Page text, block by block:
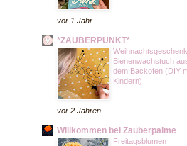
vor 1 Jahr
*ZAUBERPUNKT*
Bienenwachstuch
dem Backofen (DIY
Kindern)
vor 2 Jahren
Willkommen bei Zauberpalme
Freitagsblumen